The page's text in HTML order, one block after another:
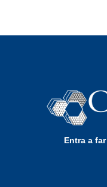
Entra a